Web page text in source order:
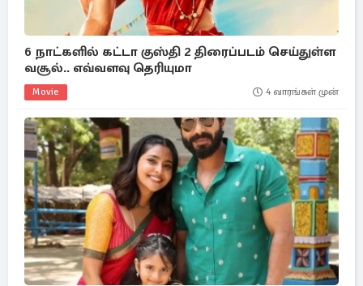
6 நாட்களில் கட்டா குஸ்தி 2 திரைப்படம் செய்துள்ள
வசூல்.. எவ்வளவு தெரியுமா
Movie 4 வாரங்கள் முன்